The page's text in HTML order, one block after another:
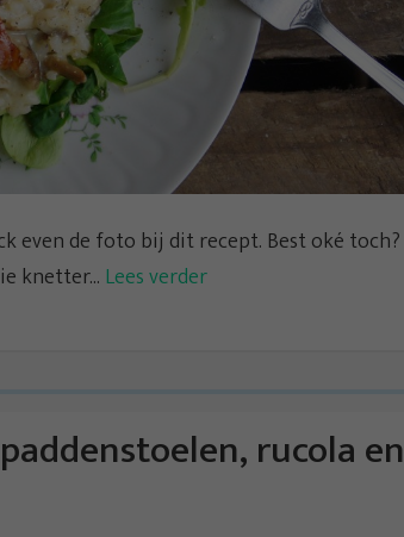
even de foto bij dit recept. Best oké
knetter... Lees verder
rucola en